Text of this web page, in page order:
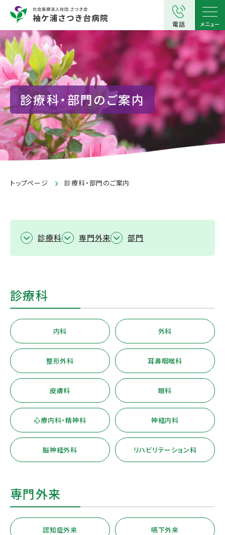
電話 メニュー
診療科・部門のご案内
トップページ 診療科・部門のご案内
診療科 専門外来 部門
診療科
内科 外科
整形外科 耳鼻咽喉科
皮膚科 眼科
心療内科・精神科 神経内科
脳神経外科 リハビリテーション科
専門外来
認知症外来 嚥下外来